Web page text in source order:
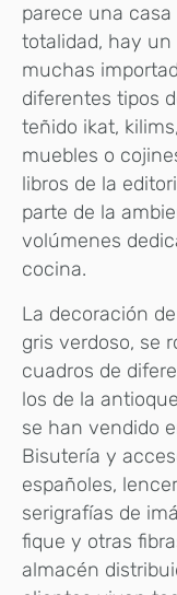
parece una
totalidad, hay un
muchas
diferentes tipos
teñido ikat,
muebles o
libros de la
parte de la
volúmenes
cocina.
La decoración
gris verdoso, se
cuadros de
los de la
se han vendido
Bisutería y
españoles,
serigrafías de
fique y otras
almacén